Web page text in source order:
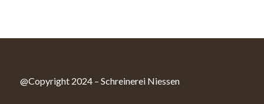
@Copyright 2024 – Schreinerei Niessen